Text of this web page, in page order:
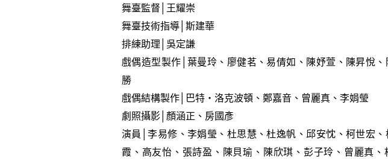
舞臺監督│王耀崇
舞臺技術指導│斯建華
排練助理│吳定謙
戲偶造型製作│葉曼玲、廖健茗、易倩如、陳妤萱、陳昇悅
勝
戲偶結構製作│巴特‧洛克波頓、鄭嘉音、曾麗真、李娟瑩
劇照攝影│顏涵正、房國彥
演員│李易修、李娟瑩、杜思慧、杜逸帆、邱安忱、柯世宏
霞、高友怡、張詩盈、陳貝瑜、陳欣琪、彭子玲、曾麗真、